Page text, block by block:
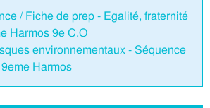
/ Fiche de prep - Egalité, fraternité
Harmos 9e C.O
environnementaux - Séquence
Harmos